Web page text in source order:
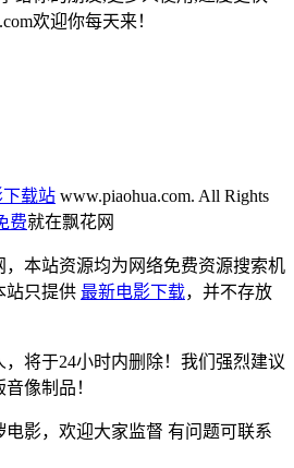
欢迎你每天来！
下载站 www.piaohua.com. All Rights
费就在飘花网
，本站资源均为网络免费资源搜索机
站只提供 最新电影下载，并不存放
将于24小时内删除！我们强烈建议
像制品！
影，欢迎大家监督 有问题可联系